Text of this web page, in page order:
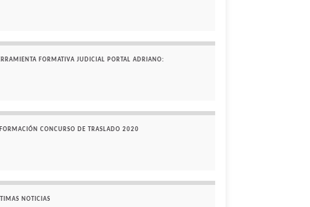
FORMATIVA JUDICIAL PORTAL ADRIANO:
CONCURSO DE TRASLADO 2020
NOTICIAS